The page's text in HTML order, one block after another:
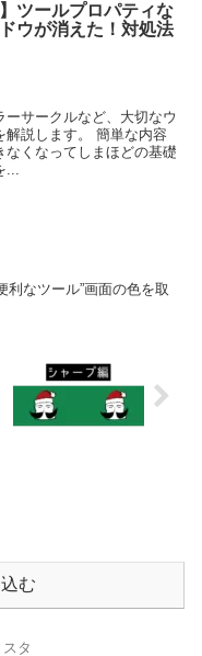
】ツールプロパティな
ウが消えた！対処法
サークルなど、大切なウ
解説します。 簡単な内容
くなってしまほどの基礎
...
利なツール”画面の色を取
む
タ